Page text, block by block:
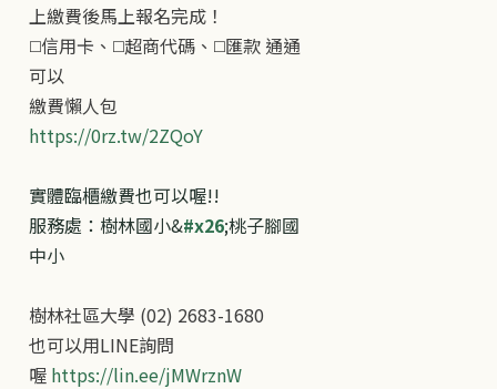
上繳費後馬上報名完成！
◻️信用卡、◻️超商代碼、◻️匯款 通通
可以
繳費懶人包
https://0rz.tw/2ZQoY
​實體臨櫃繳費也可以喔!!
服務處：樹林國小&#x26;桃子腳國
中小
樹林社區大學 (02) 2683-1680
也可以用LINE詢問
喔 https://lin.ee/jMWrznW